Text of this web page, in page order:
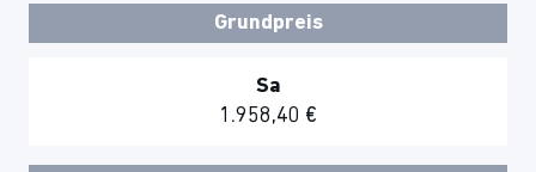
Grundpreis
Sa
1.958,40 €